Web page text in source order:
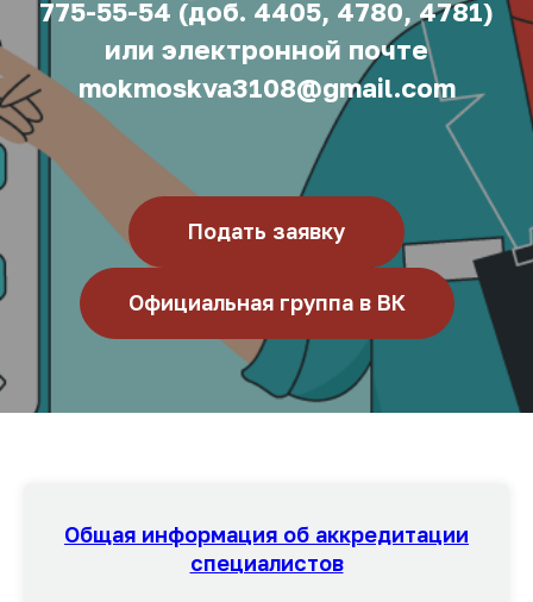
775-55-54 (доб. 4405, 4780, 4781)
или электронной почте
mokmoskva3108@gmail.com
Подать заявку
Официальная группа в ВК
Общая информация об аккредитации
специалистов